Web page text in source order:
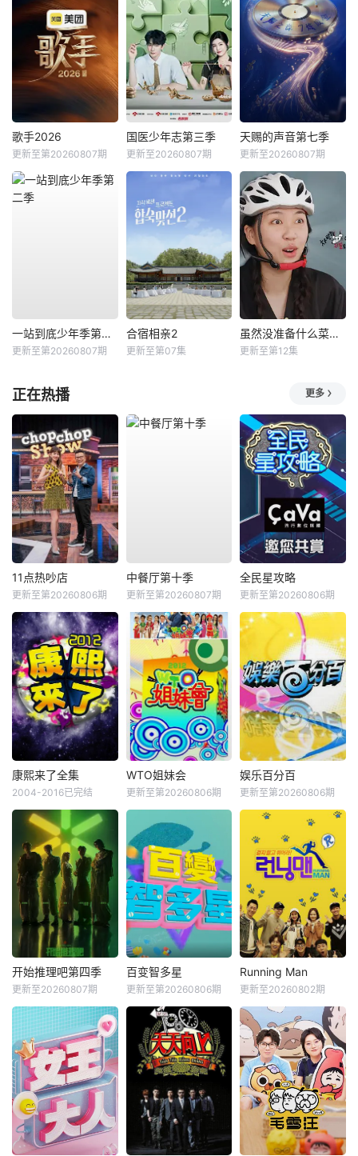
歌手2026
更新至第20260807期
国医少年志第三季
更新至20260807期
天赐的声音第七季
更新至20260807期
一站到底少年季第二季
更新至第20260807期
合宿相亲2
更新至第07集
虽然没准备什么菜第四季
更新至第12集
正在热播 更多
11点热吵店
更新至第20260806期
中餐厅第十季
更新至第20260807期
全民星攻略
更新至第20260806期
康熙来了全集
2004-2016已完结
WTO姐妹会
更新至第20260806期
娱乐百分百
更新至第20260806期
开始推理吧第四季
更新至20260807期
百变智多星
更新至第20260806期
Running Man
更新至20260802期